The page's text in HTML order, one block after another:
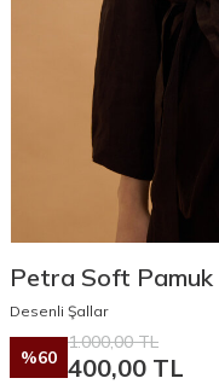
Petra Soft
Desenli Şallar
%60
1.000,00TL
400,00 TL